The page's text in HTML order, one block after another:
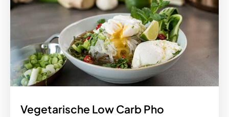
Vegetarische Low Carb Pho